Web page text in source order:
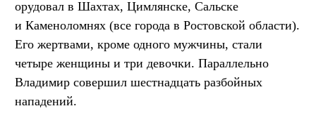
орудовал в Шахтах, Цимлянске, Сальске
и Каменоломнях (все города в Ростовской области).
Его жертвами, кроме одного мужчины, стали
четыре женщины и три девочки. Параллельно
Владимир совершил шестнадцать разбойных
нападений.